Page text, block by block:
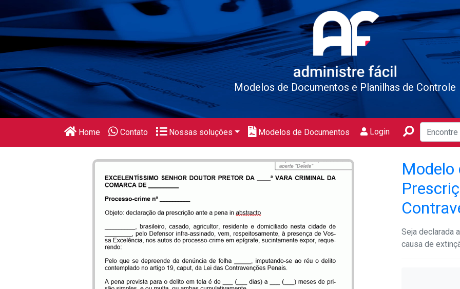
Modelos de Documentos e Planilhas de Controle
Home Contato Nossas soluções Modelos de Documentos Login
Modelo
Seja declarada
causa de